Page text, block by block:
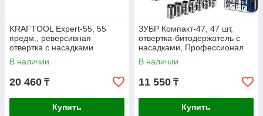
KRAFTOOL Expert-55, 55
предм., реверсивная
отвертка с насадками
(25554-H55)
В наличии
20 460 ₸
Купить
ЗУБР Компакт-47, 47 шт,
отвертка-битодержатель с
насадками, Профессионал
(25283-H47)
В наличии
11 550 ₸
Купить